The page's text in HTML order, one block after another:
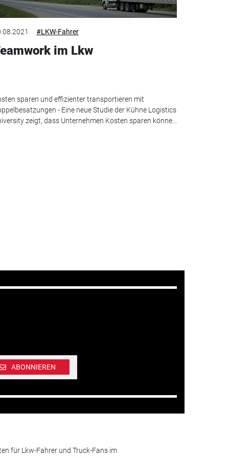
#LKW-Fahrer
im Lkw
sparen und effizienter transportieren mit
- Eine neue Studie der Kühne Logistics
zeigt, dass Unternehmen Kosten sparen könne...
ABONNIEREN
für Lkw-Fahrer und Truck-Fans im